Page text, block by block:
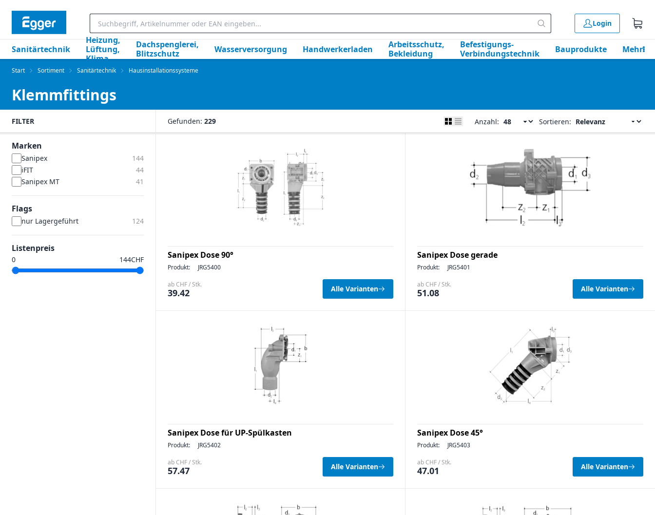
Login
Sanitärtechnik
Heizung,
Lüftung,
Klima
Dachspenglerei,
Blitzschutz
Wasserversorgung Handwerkerladen
Arbeitsschutz,
Bekleidung
Befestigungs-
Verbindungstechnik
Bauprodukte Mehr
Start Sortiment Sanitärtechnik Hausinstallationssysteme
Klemmfittings
FILTER
Marken
Sanipex
144
iFIT
44
Sanipex MT
41
Flags
nur Lagergeführt 124
Listenpreis
CHF
Gefunden: 229 Anzahl: Sortieren:
Sanipex Dose 90°
Produkt: JRG5400
ab CHF / Stk.
39.42 Alle Varianten
Sanipex Dose gerade
Produkt: JRG5401
ab CHF / Stk.
51.08 Alle Varianten
Sanipex Dose für UP-Spülkasten
Produkt: JRG5402
ab CHF / Stk.
57.47 Alle Varianten
Sanipex Dose 45°
Produkt: JRG5403
ab CHF / Stk.
47.01 Alle Varianten